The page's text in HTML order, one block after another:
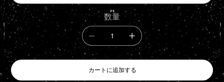
数量
カートに追加する